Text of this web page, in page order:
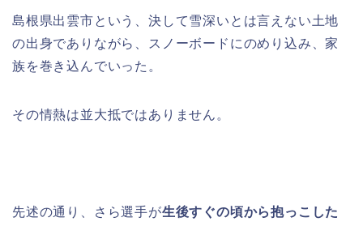
島根県出雲市という、決して雪深いとは言えない土地
の出身でありながら、スノーボードにのめり込み、家
族を巻き込んでいった。
その情熱は並大抵ではありません。
先述の通り、さら選手が生後すぐの頃から抱っこした